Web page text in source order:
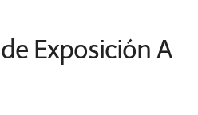
Exposición A